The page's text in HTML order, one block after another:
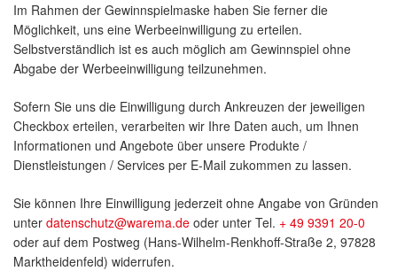
Im Rahmen der Gewinnspielmaske haben Sie ferner die
Möglichkeit, uns eine Werbeeinwilligung zu erteilen.
Selbstverständlich ist es auch möglich am Gewinnspiel ohne
Abgabe der Werbeeinwilligung teilzunehmen.
Sofern Sie uns die Einwilligung durch Ankreuzen der jeweiligen
Checkbox erteilen, verarbeiten wir Ihre Daten auch, um Ihnen
Informationen und Angebote über unsere Produkte /
Dienstleistungen / Services per E-Mail zukommen zu lassen.
Sie können Ihre Einwilligung jederzeit ohne Angabe von Gründen
unter datenschutz@warema.de oder unter Tel. + 49 9391 20-0
oder auf dem Postweg (Hans-Wilhelm-Renkhoff-Straße 2, 97828
Marktheidenfeld) widerrufen.